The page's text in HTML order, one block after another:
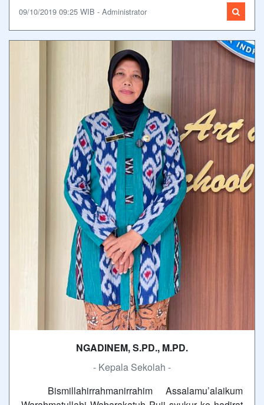
09/10/2019 09:25 WIB - Administrator
NGADINEM, S.PD., M.PD.
- Kepala Sekolah -
Bismillahirrahmanirrahim Assalamu’alaikum